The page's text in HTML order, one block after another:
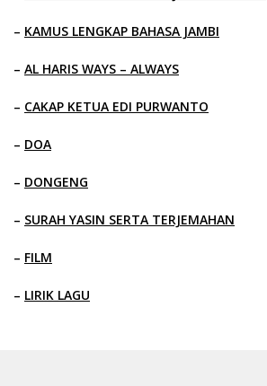
– KAMUS LENGKAP BAHASA JAMBI
– AL HARIS WAYS – ALWAYS
– CAKAP KETUA EDI PURWANTO
– DOA
– DONGENG
– SURAH YASIN SERTA TERJEMAHAN
– FILM
– LIRIK LAGU